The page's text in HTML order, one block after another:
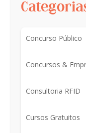
Concurso Público
Concursos &
Consultoria RFID
Cursos Gratuitos